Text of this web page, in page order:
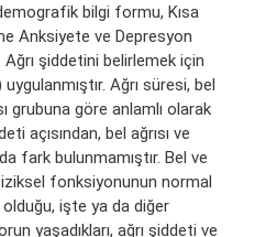
bilgi formu, Kısa
Anksiyete ve Depresyon
Ağrı şiddetini belirlemek için
Ağrı süresi, bel
grubuna göre anlamlı olarak
açısından, bel ağrısı ve
fark bulunmamıştır. Bel ve
fonksiyonunun normal
işte ya da diğer
yaşadıkları, ağrı şiddeti ve